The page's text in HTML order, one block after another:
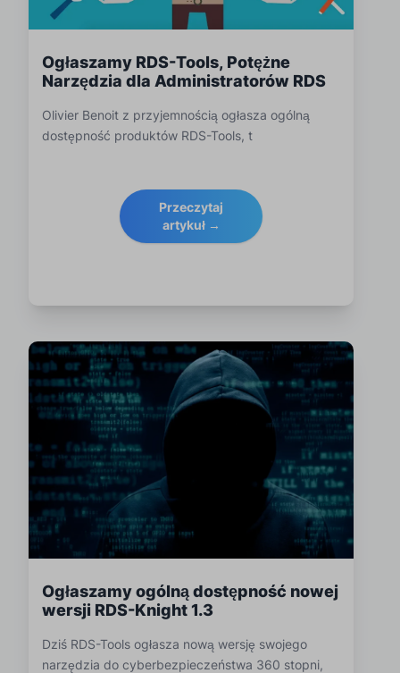
Ogłaszamy RDS-Tools, Potężne
Narzędzia dla Administratorów RDS
Olivier Benoit z przyjemnością ogłasza ogólną
dostępność produktów RDS-Tools, t
Przeczytaj
artykuł →
Ogłaszamy ogólną dostępność nowej
wersji RDS-Knight 1.3
Dziś RDS-Tools ogłasza nową wersję swojego
narzędzia do cyberbezpieczeństwa 360 stopni,